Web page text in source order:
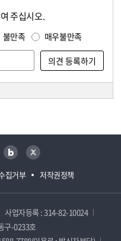
주십시오.
불만족 매우불만족
집거부 저작권정책
블로그 트위터
사업자등록 : 314-82-10024
구-0233호